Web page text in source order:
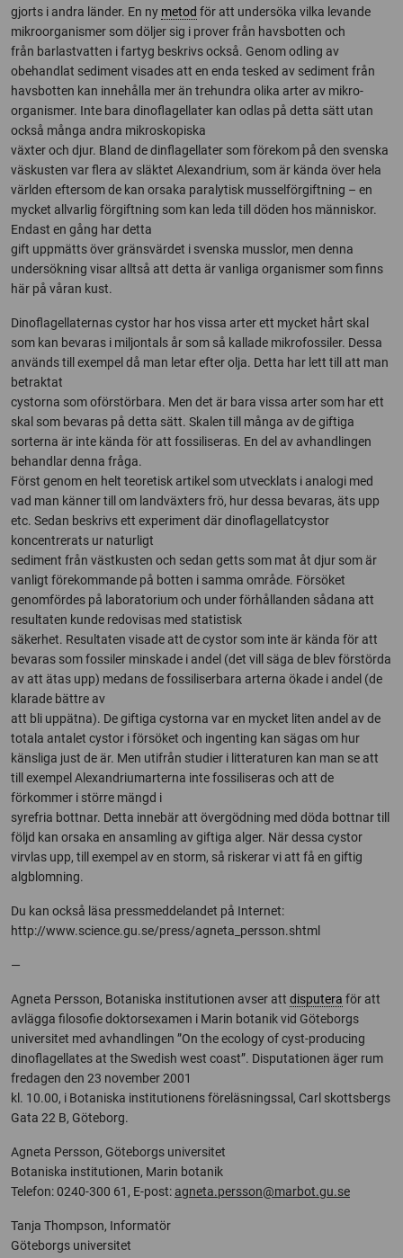
gjorts i andra länder. En ny metod för att undersöka vilka levande
mikroorganismer som döljer sig i prover från havsbotten och
från barlastvatten i fartyg beskrivs också. Genom odling av
obehandlat sediment visades att en enda tesked av sediment från
havsbotten kan innehålla mer än trehundra olika arter av mikro-
organismer. Inte bara dinoflagellater kan odlas på detta sätt utan
också många andra mikroskopiska
växter och djur. Bland de dinflagellater som förekom på den svenska
väskusten var flera av släktet Alexandrium, som är kända över hela
världen eftersom de kan orsaka paralytisk musselförgiftning – en
mycket allvarlig förgiftning som kan leda till döden hos människor.
Endast en gång har detta
gift uppmätts över gränsvärdet i svenska musslor, men denna
undersökning visar alltså att detta är vanliga organismer som finns
här på våran kust.
Dinoflagellaternas cystor har hos vissa arter ett mycket hårt skal
som kan bevaras i miljontals år som så kallade mikrofossiler. Dessa
används till exempel då man letar efter olja. Detta har lett till att man
betraktat
cystorna som oförstörbara. Men det är bara vissa arter som har ett
skal som bevaras på detta sätt. Skalen till många av de giftiga
sorterna är inte kända för att fossiliseras. En del av avhandlingen
behandlar denna fråga.
Först genom en helt teoretisk artikel som utvecklats i analogi med
vad man känner till om landväxters frö, hur dessa bevaras, äts upp
etc. Sedan beskrivs ett experiment där dinoflagellatcystor
koncentrerats ur naturligt
sediment från västkusten och sedan getts som mat åt djur som är
vanligt förekommande på botten i samma område. Försöket
genomfördes på laboratorium och under förhållanden sådana att
resultaten kunde redovisas med statistisk
säkerhet. Resultaten visade att de cystor som inte är kända för att
bevaras som fossiler minskade i andel (det vill säga de blev förstörda
av att ätas upp) medans de fossiliserbara arterna ökade i andel (de
klarade bättre av
att bli uppätna). De giftiga cystorna var en mycket liten andel av de
totala antalet cystor i försöket och ingenting kan sägas om hur
känsliga just de är. Men utifrån studier i litteraturen kan man se att
till exempel Alexandriumarterna inte fossiliseras och att de
förkommer i större mängd i
syrefria bottnar. Detta innebär att övergödning med döda bottnar till
följd kan orsaka en ansamling av giftiga alger. När dessa cystor
virvlas upp, till exempel av en storm, så riskerar vi att få en giftig
algblomning.
Du kan också läsa pressmeddelandet på Internet:
http://www.science.gu.se/press/agneta_persson.shtml
—
Agneta Persson, Botaniska institutionen avser att disputera för att
avlägga filosofie doktorsexamen i Marin botanik vid Göteborgs
universitet med avhandlingen ”On the ecology of cyst-producing
dinoflagellates at the Swedish west coast”. Disputationen äger rum
fredagen den 23 november 2001
kl. 10.00, i Botaniska institutionens föreläsningssal, Carl skottsbergs
Gata 22 B, Göteborg.
Agneta Persson, Göteborgs universitet
Botaniska institutionen, Marin botanik
Telefon: 0240-300 61, E-post:agneta.persson@marbot.gu.se
Tanja Thompson, Informatör
Göteborgs universitet